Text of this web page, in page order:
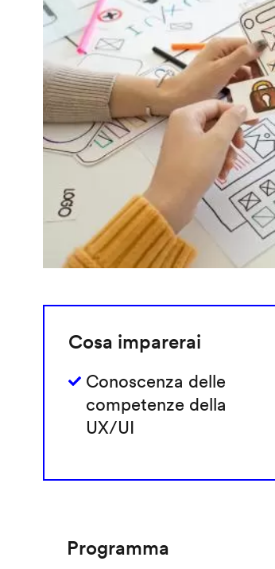
Cosa imparerai
Conoscenza delle
competenze della
UX/UI
Programma